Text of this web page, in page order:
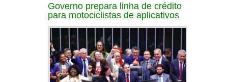
Governo prepara linha de crédito
para motociclistas de aplicativos